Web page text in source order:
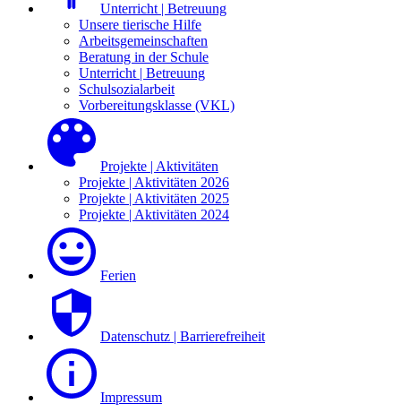
Unterricht | Betreuung
Unsere tierische Hilfe
Arbeitsgemeinschaften
Beratung in der Schule
Unterricht | Betreuung
Schulsozialarbeit
Vorbereitungsklasse (VKL)
Projekte | Aktivitäten
Projekte | Aktivitäten 2026
Projekte | Aktivitäten 2025
Projekte | Aktivitäten 2024
Ferien
Datenschutz | Barrierefreiheit
Impressum